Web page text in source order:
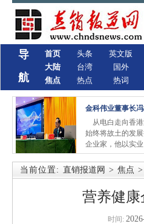
导
航
首页
大陆
焦点
头条
台湾
热点
英文版
国外
热词
金科伟业董事长冯
从电白走向香
始终将故土的发
企业家，他以实业
当前位置: 直销报道网 > 焦点 >
营养健康
时间: